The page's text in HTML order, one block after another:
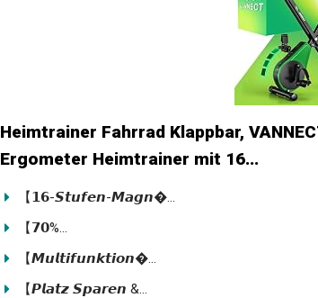
Heimtrainer Fahrrad Klappbar,
Ergometer Heimtrainer mit 16...
【𝟭𝟲-𝙎𝙩𝙪𝙛𝙚𝙣-𝙈𝙖𝙜𝙣�...
【𝟳𝟬%...
【𝙈𝙪𝙡𝙩𝙞𝙛𝙪𝙣𝙠𝙩𝙞𝙤𝙣�...
【𝙋𝙡𝙖𝙩𝙯 𝙎𝙥𝙖𝙧𝙚𝙣 &...